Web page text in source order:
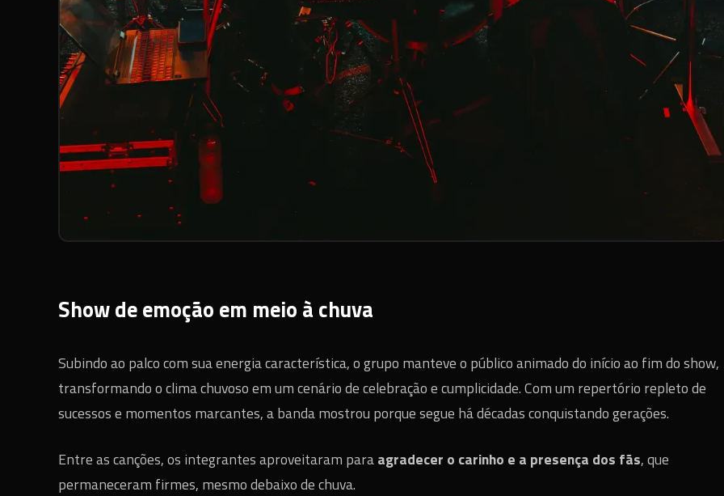
Show de emoção em meio à chuva
Subindo ao palco com sua energia característica, o grupo manteve o público animado do início ao fim do show,
transformando o clima chuvoso em um cenário de celebração e cumplicidade. Com um repertório repleto de
sucessos e momentos marcantes, a banda mostrou porque segue há décadas conquistando gerações.
Entre as canções, os integrantes aproveitaram paraagradecer o carinho e a presença dos fãs, que
permaneceram firmes, mesmo debaixo de chuva.